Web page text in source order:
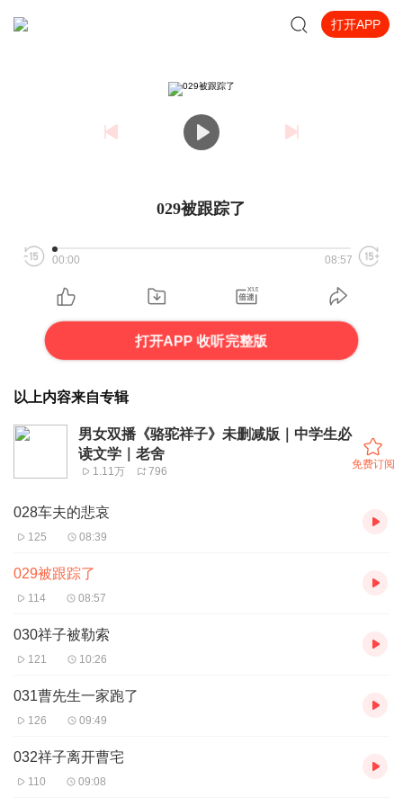
打开APP
029被跟踪了
00:00 08:57
打开APP 收听完整版
以上内容来自专辑
男女双播《骆驼祥子》未删减版｜中学生必
读文学｜老舍
1.11万 796
免费订阅
028车夫的悲哀
125 08:39
029被跟踪了
114 08:57
030祥子被勒索
121 10:26
031曹先生一家跑了
126 09:49
032祥子离开曹宅
110 09:08